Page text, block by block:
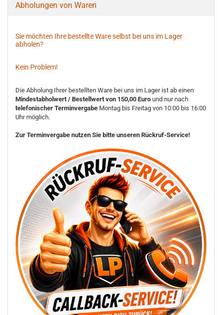
Abholungen von Waren
Sie möchten Ihre bestellte Ware selbst bei uns im Lager
abholen?
Kein Problem!
Die Abholung Ihrer bestellten Ware bei uns im Lager ist ab einen
Mindestabholwert / Bestellwert von 150,00 Euro und nur nach
telefonischer Terminvergabe Montag bis Freitag von 10:00 bis 16:00
Uhr möglich.
Zur Terminvergabe nutzen Sie bitte unseren Rückruf-Service!